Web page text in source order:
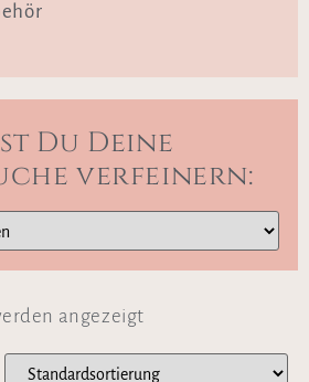
Du Deine
verfeinern:
angezeigt